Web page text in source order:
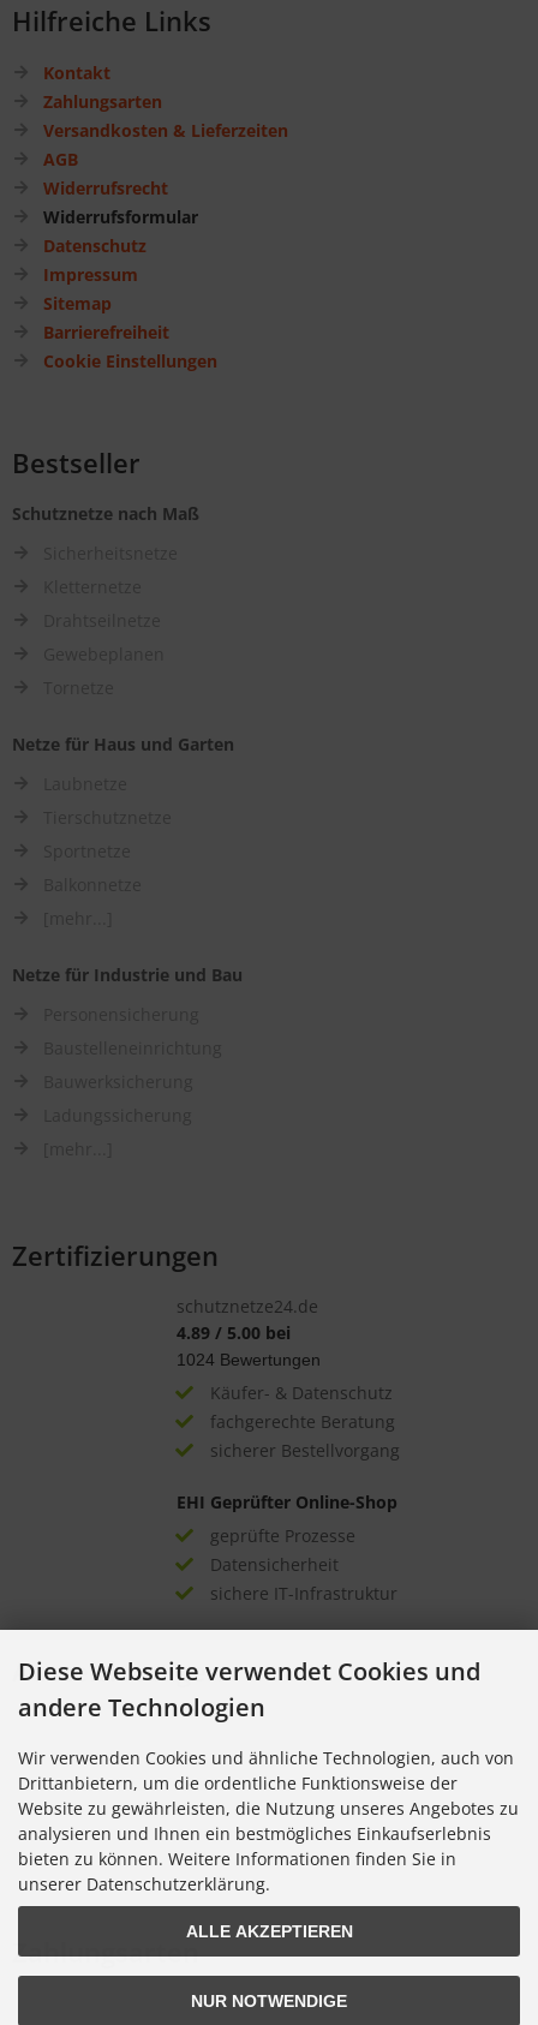
Hilfreiche Links
Kontakt
Zahlungsarten
Versandkosten & Lieferzeiten
AGB
Widerrufsrecht
Widerrufsformular
Datenschutz
Impressum
Sitemap
Barrierefreiheit
Cookie Einstellungen
Bestseller
Schutznetze nach Maß
Netze für Haus und Garten
Netze für Industrie und Bau
Zertifizierungen
schutznetze24.de
4.89/ 5.00bei
1024 Bewertungen
Käufer- & Datenschutz
fachgerechte Beratung
sicherer Bestellvorgang
EHI Geprüfter Online-Shop
geprüfte Prozesse
Datensicherheit
sichere IT-Infrastruktur
Auszeichnungen
Zahlungsarten
Diese Webseite verwendet Cookies und
andere Technologien
Wir verwenden Cookies und ähnliche Technologien, auch von
Drittanbietern, um die ordentliche Funktionsweise der
Website zu gewährleisten, die Nutzung unseres Angebotes zu
analysieren und Ihnen ein bestmögliches Einkaufserlebnis
bieten zu können. Weitere Informationen finden Sie in
unserer Datenschutzerklärung.
ALLE AKZEPTIEREN
NUR NOTWENDIGE